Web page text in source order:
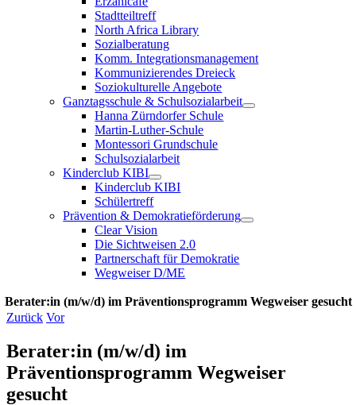
Stadtteiltreff
North Africa Library
Sozialberatung
Komm. Integrationsmanagement
Kommunizierendes Dreieck
Soziokulturelle Angebote
Ganztagsschule & Schulsozialarbeit
Hanna Zürndorfer Schule
Martin-Luther-Schule
Montessori Grundschule
Schulsozialarbeit
Kinderclub KIBI
Kinderclub KIBI
Schülertreff
Prävention & Demokratieförderung
Clear Vision
Die Sichtweisen 2.0
Partnerschaft für Demokratie
Wegweiser D/ME
Berater:in (m/w/d) im Präventionsprogramm Wegweiser gesucht
Zurück Vor
Berater:in (m/w/d) im
Präventionsprogramm Wegweiser
gesucht